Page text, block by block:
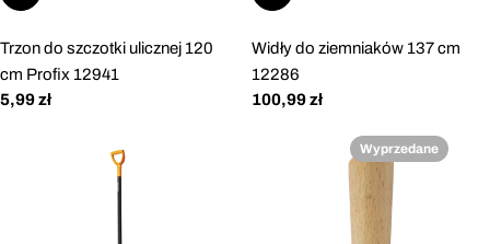
Trzon do szczotki ulicznej 120
cm Profix 12941
Cena
5,99 zł
Widły do ziemniaków 137 cm
12286
Cena
100,99 zł
Wyprzedane